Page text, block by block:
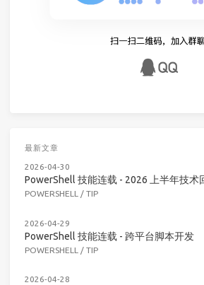
最新文章
2026-04-30
PowerShell 技能连载 - 2026 上半年技术
POWERSHELL / TIP
2026-04-29
PowerShell 技能连载 - 跨平台脚本开发
POWERSHELL / TIP
2026-04-28